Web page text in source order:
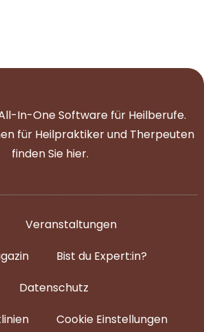
In-One Software für Heilberufe.
für Heilpraktiker und Therpeuten
finden Sie hier.
Veranstaltungen
Bist du Expert:in?
Datenschutz
Cookie Einstellungen